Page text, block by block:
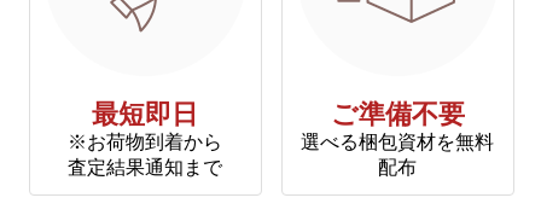
最短即日
※お荷物到着から
査定結果通知まで
ご準備不要
選べる梱包資材を無料
配布